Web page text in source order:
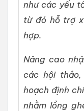
như các yếu
từ đó hỗ trợ
hợp.
Nâng cao
các hội
hoạch định
nhằm lồng